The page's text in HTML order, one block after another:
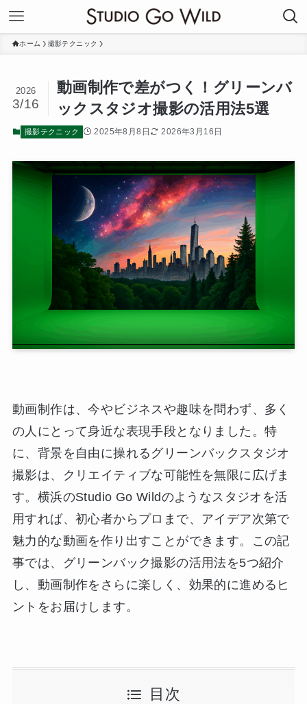
ホーム 撮影テクニック
動画制作で差がつく！グリーンバ
ックスタジオ撮影の活用法5選
2026
3/16
撮影テクニック 2025年8月8日 2026年3月16日
動画制作は、今やビジネスや趣味を問わず、多く
の人にとって身近な表現手段となりました。特
に、背景を自由に操れるグリーンバックスタジオ
撮影は、クリエイティブな可能性を無限に広げま
す。横浜のStudio Go Wildのようなスタジオを活
用すれば、初心者からプロまで、アイデア次第で
魅力的な動画を作り出すことができます。この記
事では、グリーンバック撮影の活用法を5つ紹介
し、動画制作をさらに楽しく、効果的に進めるヒ
ントをお届けします。
目次